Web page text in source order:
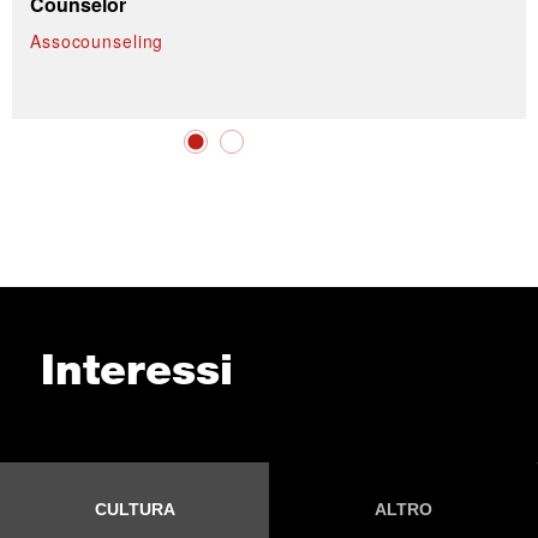
Assocounseling
Interessi
CULTURA ALTRO